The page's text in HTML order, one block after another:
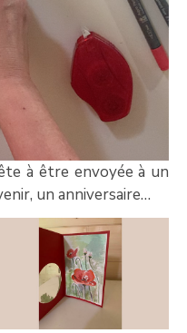
à être envoyée à un
un anniversaire…